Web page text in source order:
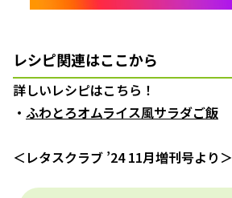
レシピ関連はここから
詳しいレシピはこちら！
・ ふわとろオムライス風サラダご飯
＜レタスクラブ ’24 11月増刊号より＞